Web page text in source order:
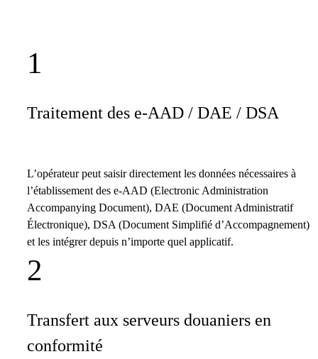
1
Traitement des e-AAD / DAE / DSA
L’opérateur peut saisir directement les données nécessaires à
l’établissement des e-AAD (Electronic Administration
Accompanying Document), DAE (Document Administratif
Électronique), DSA (Document Simplifié d’Accompagnement)
et les intégrer depuis n’importe quel applicatif.
2
Transfert aux serveurs douaniers en
conformité